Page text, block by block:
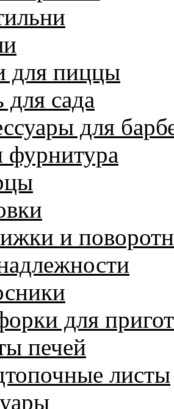
для пиццы
для сада
для
фурнитура
и
для
печей
листы